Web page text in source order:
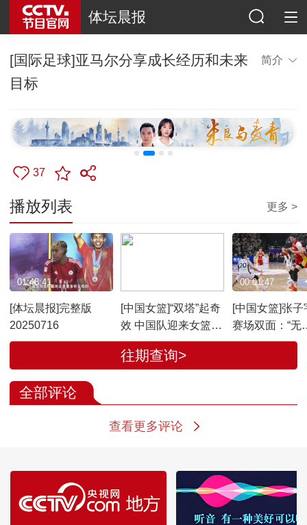
体坛晨报
[国际足球]亚马尔分享成长经历和未来
目标
简介
37
播放列表 更多 >
[体坛晨报]完整版
20250716
01:48:41
[中国女篮]“双塔”起奇
效 中国队迎来女篮亚
洲杯两连胜
[中国女篮]张子
赛场双面：“无
解”与“有解”
00:01:47
往期查询>
全部评论
查看更多评论